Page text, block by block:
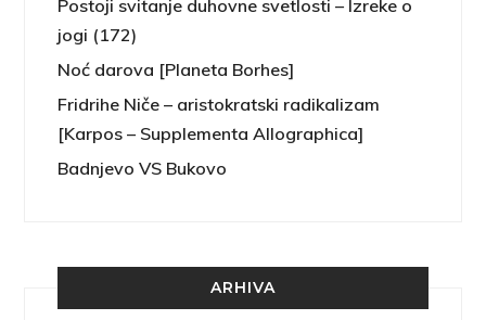
Postoji svitanje duhovne svetlosti – Izreke o
jogi (172)
Noć darova [Planeta Borhes]
Fridrihe Niče – aristokratski radikalizam
[Karpos – Supplementa Allographica]
Badnjevo VS Bukovo
ARHIVA